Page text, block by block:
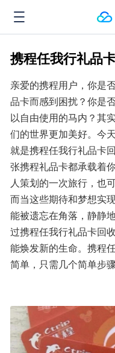
携程任我行礼品
亲爱的携程用户，你是
品卡而感到困扰？你是
以自由使用的马内？其
们的世界更加美好。今
就是携程任我行礼品卡
张携程礼品卡都承载着
人策划的一次旅行，也
而当这些期待和梦想实
能被遗忘在角落，静静
过携程任我行礼品卡回
能焕发新的生命。携程
简单，只需几个简单步骤